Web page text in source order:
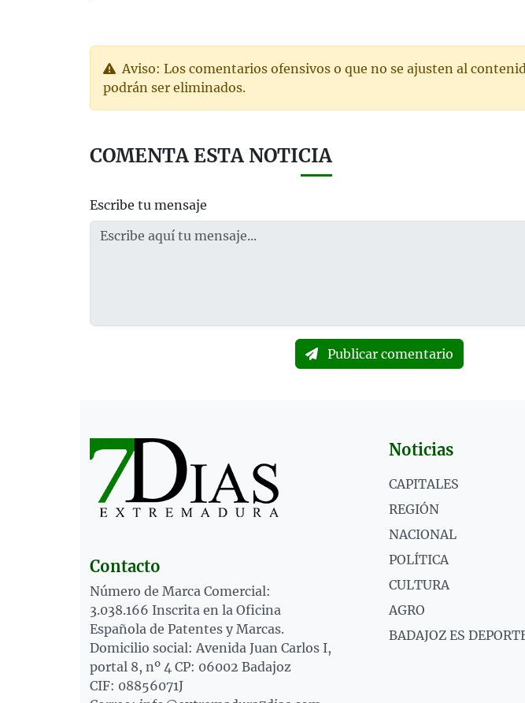
Aviso: Los comentarios ofensivos o que no se ajusten al
podrán ser eliminados.
COMENTA ESTA NOTICIA
Escribe tu mensaje
Publicar comentario
Contacto
Número de Marca Comercial:
3.038.166 Inscrita en la Oficina
Española de Patentes y Marcas.
Domicilio social: Avenida Juan Carlos I,
portal 8, nº 4 CP: 06002 Badajoz
CIF: 08856071J
Noticias
CAPITALES
REGIÓN
NACIONAL
POLÍTICA
CULTURA
AGRO
BADAJOZ ES